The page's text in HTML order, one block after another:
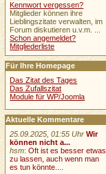
Kennwort vergessen?
Mitglieder können ihre
Lieblingszitate verwalten, im
Forum diskutieren u.v.m. ...
Schon angemeldet?
Mitgliederliste
Für Ihre Homepage
Das Zitat des Tages
Das Zufallszitat
Module für WP/Joomla
Aktuelle Kommentare
25.09.2025, 01:55 Uhr Wir
können nicht a...
hsm:Oft ist es besser etwas
zu lassen, auch wenn man
es tun könnte....